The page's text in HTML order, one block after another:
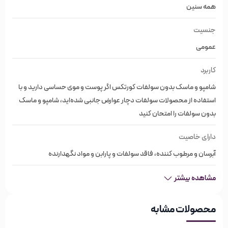
ویژگی‌های شامپو و ماسک بدون سولفات
کورتکس
برند کورتکس Cortex
برند برزیلی
ساخت کشور برزیل
شامپو و ماسک کورتکس
مناسب انواع موها
حاوی روغن آرگان
مخصوص موهای کراتین شده و آسیب دیده
درخشندگی مو
همه سنین
جنسیت
عمومی
کاربرد
شامپو و ماسک بدون سولفات کورتکس اگر پوست و موی حساسی دارید و با
استفاده از محصولات سولفات دچار عوارض جانبی شده‌اید، شامپو و ماسک
بدون سولفات را امتحان کنید
دارای خاصیت
آبرسان و مرطوب کننده، فاقد سولفات و پارابن و مواد نگهدارنده
مشاهده بیشتر
محصولات مشابه